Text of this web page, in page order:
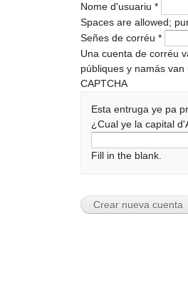
Nome d'usuariu *
Spaces are allowed;
Señes de corréu *
Una cuenta de corréu
públiques y namás
CAPTCHA
Esta entruga ye pa
¿Cual ye la capital
Fill in the blank.